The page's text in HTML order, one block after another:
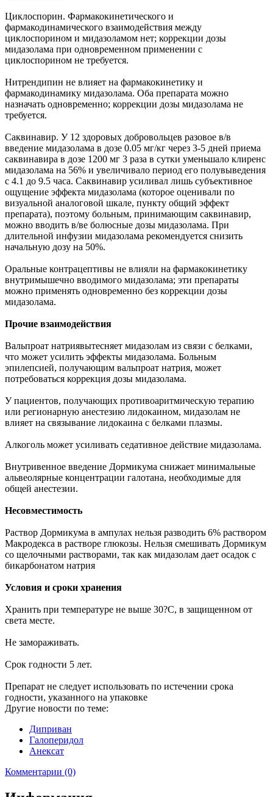
Циклоспорин. Фармакокинетического и
фармакодинамического взаимодействия между
циклоспорином и мидазоламом нет; коррекции дозы
мидазолама при одновременном применении с
циклоспорином не требуется.
Нитрендипин не влияет на фармакокинетику и
фармакодинамику мидазолама. Оба препарата можно
назначать одновременно; коррекции дозы мидазолама не
требуется.
Саквинавир. У 12 здоровых добровольцев разовое в/в
введение мидазолама в дозе 0.05 мг/кг через 3-5 дней приема
саквинавира в дозе 1200 мг 3 раза в сутки уменьшало клиренс
мидазолама на 56% и увеличивало период его полувыведения
с 4.1 до 9.5 часа. Саквинавир усиливал лишь субъективное
ощущение эффекта мидазолама (которое оценивали по
визуальной аналоговой шкале, пункту общий эффект
препарата), поэтому больным, принимающим саквинавир,
можно вводить в/ве болюсные дозы мидазолама. При
длительной инфузии мидазолама рекомендуется снизить
начальную дозу на 50%.
Оральные контрацептивы не влияли на фармакокинетику
внутримышечно вводимого мидазолама; эти препараты
можно применять одновременно без коррекции дозы
мидазолама.
Прочие взаимодействия
Вальпроат натриявытесняет мидазолам из связи с белками,
что может усилить эффекты мидазолама. Больным
эпилепсией, получающим вальпроат натрия, может
потребоваться коррекция дозы мидазолама.
У пациентов, получающих противоаритмическую терапию
или регионарную анестезию лидокаином, мидазолам не
влияет на связывание лидокаина с белками плазмы.
Алкоголь может усиливать седативное действие мидазолама.
Внутривенное введение Дормикума снижает минимальные
альвеолярные концентрации галотана, необходимые для
общей анестезии.
Несовместимость
Раствор Дормикума в ампулах нельзя разводить 6% раствором
Макродекса в растворе глюкозы. Нельзя смешивать Дормикум
со щелочными растворами, так как мидазолам дает осадок с
бикарбонатом натрия
Условия и сроки хранения
Хранить при температуре не выше 30?С, в защищенном от
света месте.
Не замораживать.
Срок годности 5 лет.
Препарат не следует использовать по истечении срока
годности, указанного на упаковке
Другие новости по теме:
Диприван
Галоперидол
Анексат
Комментарии (0)